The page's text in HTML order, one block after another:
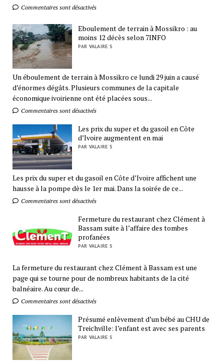
Commentaires sont désactivés
Eboulement de terrain à Mossikro : au
moins 12 décès selon 7INFO
PAR VALAIRE S
Un éboulement de terrain à Mossikro ce lundi 29 juin a causé
d’énormes dégâts. Plusieurs communes de la capitale
économique ivoirienne ont été placées sous...
Commentaires sont désactivés
Les prix du super et du gasoil en Côte
d’Ivoire augmentent en mai
PAR VALAIRE S
Les prix du super et du gasoil en Côte d’Ivoire affichent une
hausse à la pompe dès le 1er mai. Dans la soirée de ce...
Commentaires sont désactivés
Fermeture du restaurant chez Clément à
Bassam suite à l’affaire des tombes
profanées
PAR VALAIRE S
La fermeture du restaurant chez Clément à Bassam est une
page qui se tourne pour de nombreux habitants de la cité
balnéaire. Au cœur de...
Commentaires sont désactivés
Présumé enlèvement d’un bébé au CHU de
Treichville: l’enfant est avec ses parents
PAR VALAIRE S